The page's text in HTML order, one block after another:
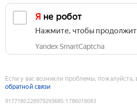
Я не робот
Нажмите, чтобы
Yandex SmartCaptcha
Если у вас возникли проблемы, пожалуйста,
обратной связи
9177180228979293685:1786018083